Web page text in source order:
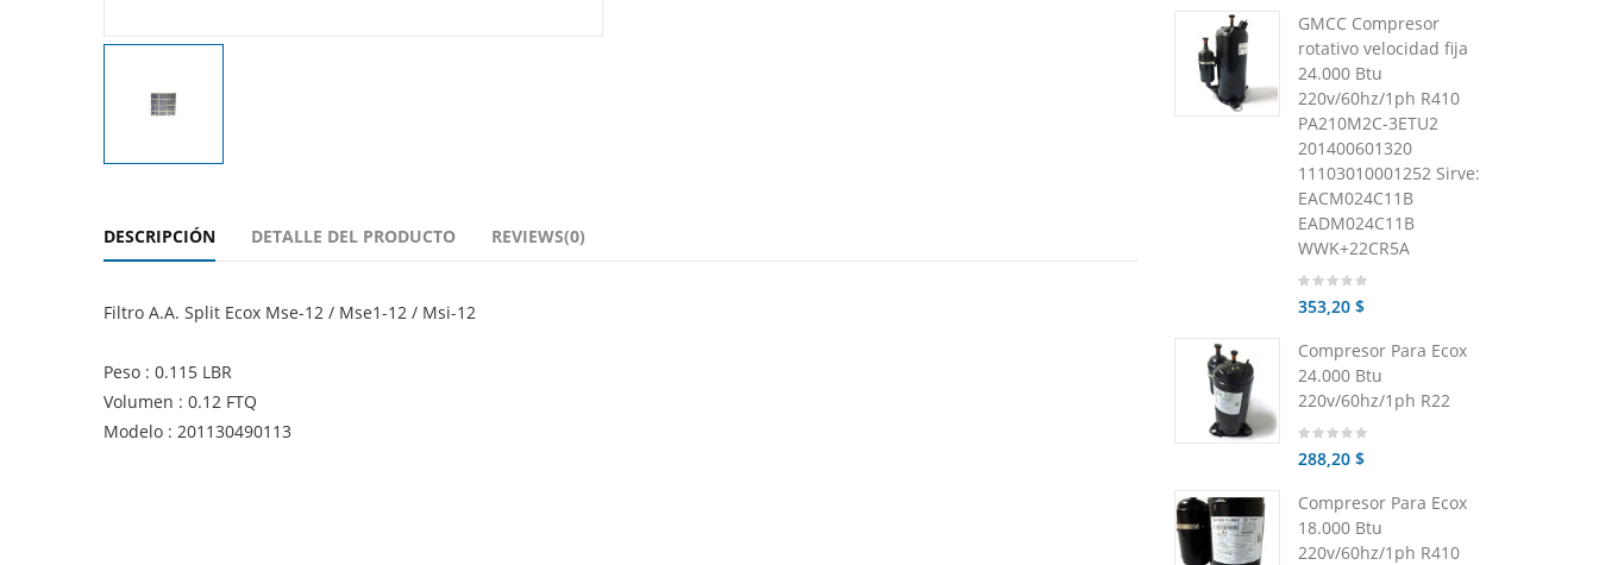
DESCRIPCIÓN DETALLE DEL PRODUCTO REVIEWS(0)
Filtro A.A. Split Ecox Mse-12 / Mse1-12 / Msi-12
Peso : 0.115 LBR
Volumen : 0.12 FTQ
Modelo : 201130490113
GMCC Compresor
rotativo velocidad fija
24.000 Btu
220v/60hz/1ph R410
PA210M2C-3ETU2
201400601320
11103010001252 Sirve:
EACM024C11B
EADM024C11B
WWK+22CR5A
353,20 $
Compresor Para Ecox
24.000 Btu
220v/60hz/1ph R22
288,20 $
Compresor Para Ecox
18.000 Btu
220v/60hz/1ph R410